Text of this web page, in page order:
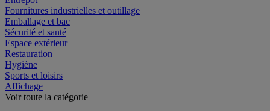
Fournitures industrielles et outillage
Emballage et bac
Sécurité et santé
Espace extérieur
Restauration
Hygiène
Sports et loisirs
Affichage
Voir toute la catégorie